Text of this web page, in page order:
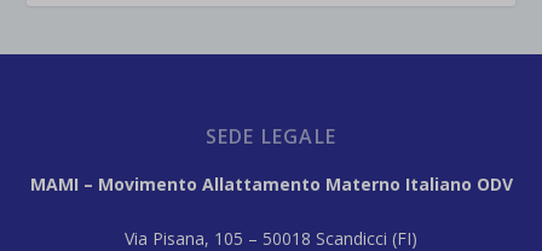
SEDE LEGALE
MAMI – Movimento Allattamento Materno Italiano ODV
Via Pisana, 105 – 50018 Scandicci (FI)